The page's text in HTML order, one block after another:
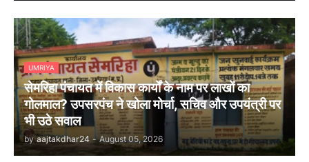
UMRIYA
सेमरिहा पंचायत में विकास कार्यों के नाम पर लाखों का
गोलमाल? उपसरपंच ने खोला मोर्चा, सचिव और उपयंत्री पर
भी उठे सवाल
by aajtakdhar24 - August 05, 2026